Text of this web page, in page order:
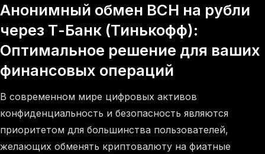
Анонимный обмен BCH на рубли
через Т-Банк (Тинькофф):
Оптимальное решение для ваших
финансовых операций
В современном мире цифровых активов
конфиденциальность и безопасность являются
приоритетом для большинства пользователей,
желающих обменять криптовалюту на фиатные